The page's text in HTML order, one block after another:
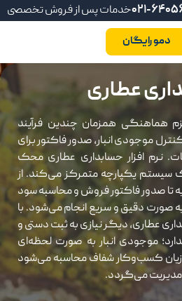
خدمات پس از فروش تخصصی021-
دمو رایگان
عطاری
هماهنگی همزمان چندین فرآیند
موجودی انبار، صدور فاکتور برای
نرم افزار حسابداری عطاری محک
سیستم یکپارچه متمرکز می‌کند. از
تا صدور فاکتور فروش و محاسبه سود
صورت دقیق و سریع انجام می‌شود. با
عطاری، دیگر نیازی به ثبت دستی و
موجودی انبار به صورت لحظه‌ای
کسب‌وکار شفاف محاسبه می‌شود
مدیریت می‌گردد.